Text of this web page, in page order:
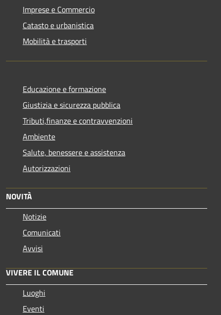
Imprese e Commercio
Catasto e urbanistica
Mobilità e trasporti
Educazione e formazione
Giustizia e sicurezza pubblica
Tributi,finanze e contravvenzioni
Ambiente
Salute, benessere e assistenza
Autorizzazioni
NOVITÀ
Notizie
Comunicati
Avvisi
VIVERE IL COMUNE
Luoghi
Eventi